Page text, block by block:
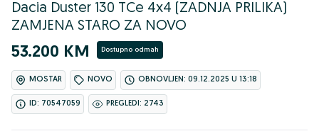
Dacia Duster 130 TCe 4x4 (ZADNJA PRILIKA)
ZAMJENA STARO ZA NOVO
53.200 KM Dostupno odmah
MOSTAR NOVO OBNOVLJEN: 09.12.2025 U 13:18
ID: 70547059 PREGLEDI: 2743